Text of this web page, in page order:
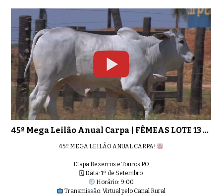
45º Mega Leilão Anual Carpa | FÊMEAS LOTE 13 - 7957
45º MEGA LEILÃO ANUAL CARPA!
Etapa Bezerros e Touros PO
🗓 Data: 1º de Setembro
Horário: 9:00
Transmissão: Virtual pelo Canal Rural